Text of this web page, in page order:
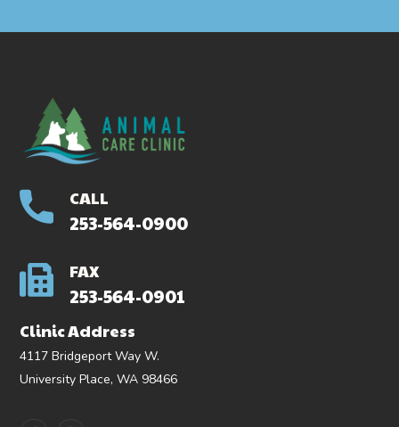
CALL
253-564-0900
FAX
253-564-0901
Clinic Address
4117 Bridgeport Way W.
University Place, WA 98466